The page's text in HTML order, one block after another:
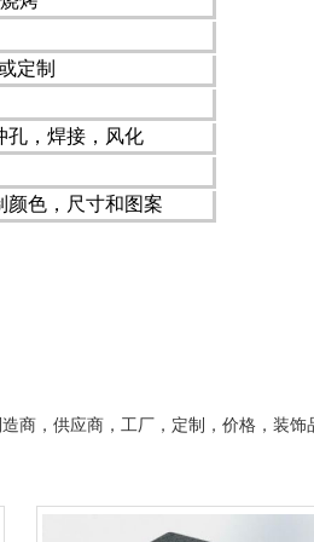
定制
孔，焊接，风化
颜色，尺寸和图案
商，供应商，工厂，定制，价格，装饰